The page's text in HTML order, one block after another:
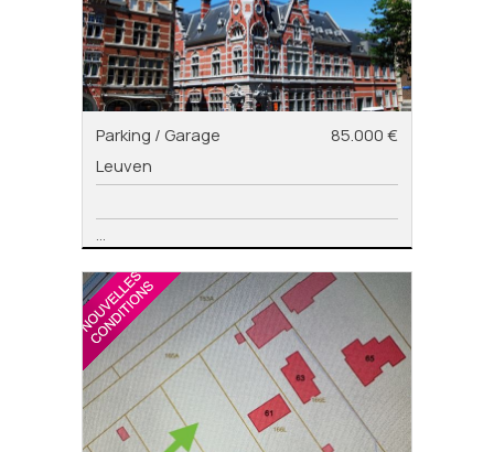
Parking / Garage
85.000 €
Leuven
...